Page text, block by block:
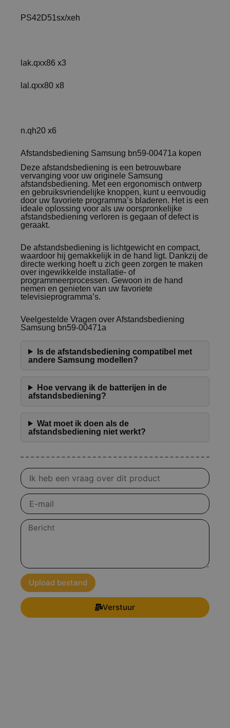
PS42D51sx/xeh
lak.qxx86 x3
lal.qxx80 x8
n.qh20 x6
Afstandsbediening Samsung bn59-00471a kopen
Deze afstandsbediening is een betrouwbare
vervanging voor uw originele Samsung
afstandsbediening. Met een ergonomisch ontwerp
en gebruiksvriendelijke knoppen, kunt u eenvoudig
door uw favoriete programma’s bladeren. Het is een
ideale oplossing voor als uw oorspronkelijke
afstandsbediening verloren is gegaan of defect is
geraakt.
De afstandsbediening is lichtgewicht en compact,
waardoor hij gemakkelijk in de hand ligt. Dankzij de
directe werking hoeft u zich geen zorgen te maken
over ingewikkelde installatie- of
programmeerprocessen. Gewoon in de hand
nemen en genieten van uw favoriete
televisieprogramma’s.
Veelgestelde Vragen over Afstandsbediening
Samsung bn59-00471a
Is de afstandsbediening compatibel met
andere Samsung modellen?
Hoe vervang ik de batterijen in de
afstandsbediening?
Wat moet ik doen als de
afstandsbediening niet werkt?
Vraag
over
product
E-
mail
Bericht
Upload bestand
Verstuur